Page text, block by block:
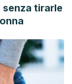
tirarle